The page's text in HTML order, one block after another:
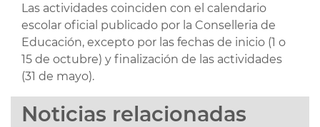
Las actividades coinciden con el calendario
escolar oficial publicado por la Conselleria de
Educación, excepto por las fechas de inicio (1 o
15 de octubre) y finalización de las actividades
(31 de mayo).
Noticias relacionadas